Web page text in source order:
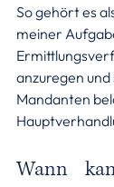
So gehört es
meiner
anzuregen
Mandanten
Wann